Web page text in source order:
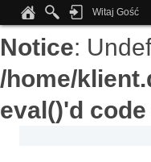
Notice:
/home/
eval()'d code
Witaj Gość